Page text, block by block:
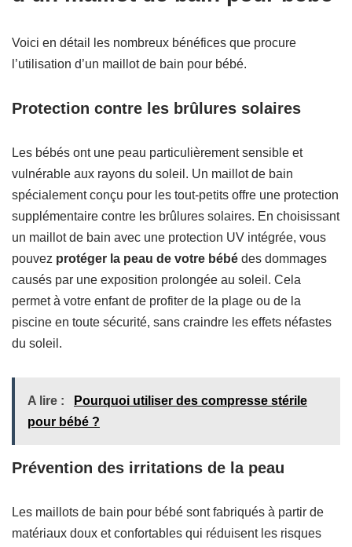
Voici en détail les nombreux bénéfices que procure
l’utilisation d’un maillot de bain pour bébé.
Protection contre les brûlures solaires
Les bébés ont une peau particulièrement sensible et
vulnérable aux rayons du soleil. Un maillot de bain
spécialement conçu pour les tout-petits offre une protection
supplémentaire contre les brûlures solaires. En choisissant
un maillot de bain avec une protection UV intégrée, vous
pouvez protéger la peau de votre bébé des dommages
causés par une exposition prolongée au soleil. Cela
permet à votre enfant de profiter de la plage ou de la
piscine en toute sécurité, sans craindre les effets néfastes
du soleil.
A lire :
Pourquoi utiliser des compresse stérile
pour bébé ?
Prévention des irritations de la peau
Les maillots de bain pour bébé sont fabriqués à partir de
matériaux doux et confortables qui réduisent les risques